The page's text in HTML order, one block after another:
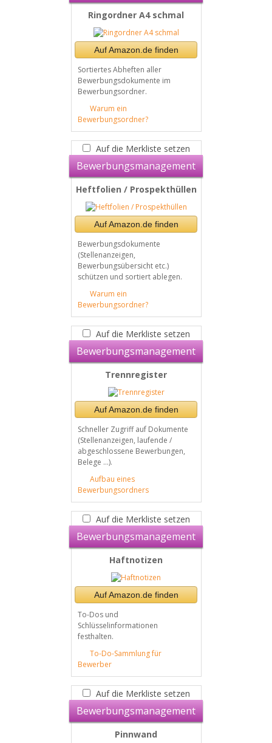
Ringordner A4 schmal
Auf Amazon.de finden
Sortiertes Abheften aller
Bewerbungsdokumente im
Bewerbungsordner.
Warum ein
Bewerbungsordner?
Auf die Merkliste setzen
Bewerbungsmanagement
Heftfolien / Prospekthüllen
Auf Amazon.de finden
Bewerbungsdokumente
(Stellenanzeigen,
Bewerbungsübersicht etc.)
schützen und sortiert ablegen.
Warum ein
Bewerbungsordner?
Auf die Merkliste setzen
Bewerbungsmanagement
Trennregister
Auf Amazon.de finden
Schneller Zugriff auf Dokumente
(Stellenanzeigen, laufende /
abgeschlossene Bewerbungen,
Belege ...).
Aufbau eines
Bewerbungsordners
Auf die Merkliste setzen
Bewerbungsmanagement
Haftnotizen
Auf Amazon.de finden
To-Dos und
Schlüsselinformationen
festhalten.
To-Do-Sammlung für
Bewerber
Auf die Merkliste setzen
Bewerbungsmanagement
Pinnwand